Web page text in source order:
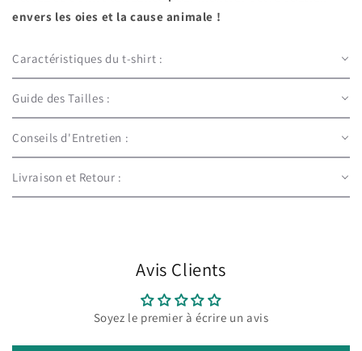
envers les oies et la cause animale !
Caractéristiques du t-shirt :
Guide des Tailles :
Conseils d'Entretien :
Livraison et Retour :
Avis Clients
Soyez le premier à écrire un avis